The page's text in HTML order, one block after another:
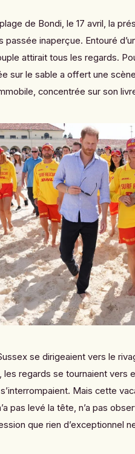
de Bondi, le 17 avril, la
passée inaperçue. Entouré
attirait tous les regards.
sur le sable a offert une
concentrée sur son
se dirigeaient vers le
les regards se tournaient vers
Mais cette
pas levé la tête, n’a pas
que rien d’exceptionnel